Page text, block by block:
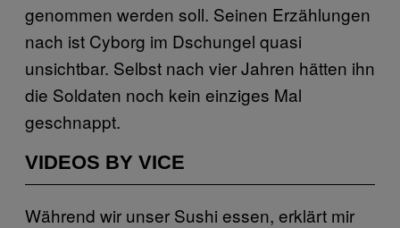
genommen werden soll. Seinen Erzählungen
nach ist Cyborg im Dschungel quasi
unsichtbar. Selbst nach vier Jahren hätten ihn
die Soldaten noch kein einziges Mal
geschnappt.
VIDEOS BY VICE
Während wir unser Sushi essen, erklärt mir